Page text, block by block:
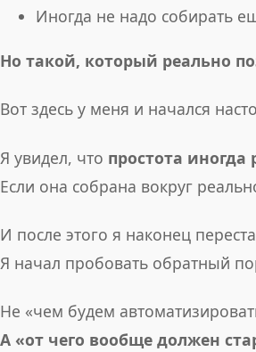
Иногда не надо собирать
Но такой, который реально
Вот здесь у меня и начался
Я увидел, что простота
Если она собрана вокруг
И после этого я наконец
Я начал пробовать обратный
Не «чем будем
А «от чего вообще должен